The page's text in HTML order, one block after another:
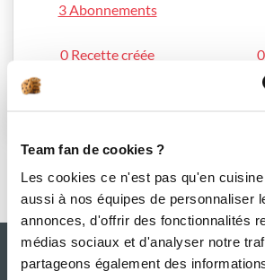
Team fan de cookies ?
Les cookies ce n'est pas qu'en
aussi à nos équipes de personnaliser
annonces, d'offrir des fonctionnalités
médias sociaux et d'analyser notre
partageons également des
3 Abonnements
0 Recette créée